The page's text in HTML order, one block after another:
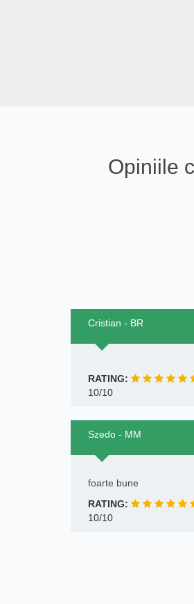
Opiniile
Cristian - BR
RATING:
10/10
Szedo - MM
foarte bune
RATING:
10/10